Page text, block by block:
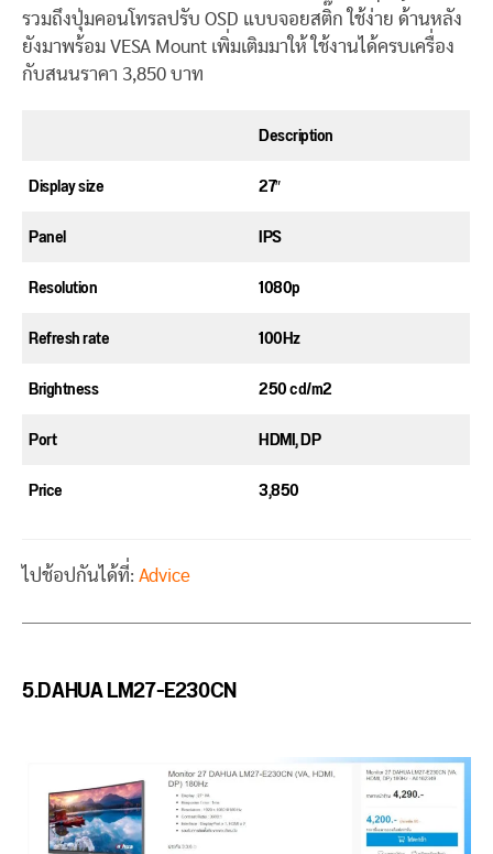
รวมถึงปุ่มคอนโทรลปรับ OSD แบบจอยสติ๊ก ใช้ง่าย ด้านหลัง
ยังมาพร้อม VESA Mount เพิ่มเติมมาให้ ใช้งานได้ครบเครื่อง
กับสนนราคา 3,850 บาท
Description
Display size
27″
Panel
IPS
Resolution
1080p
Refresh rate
100Hz
Brightness
250 cd/m2
Port
HDMI, DP
Price
3,850
ไปช้อปกันได้ที่: Advice
5.DAHUA LM27-E230CN